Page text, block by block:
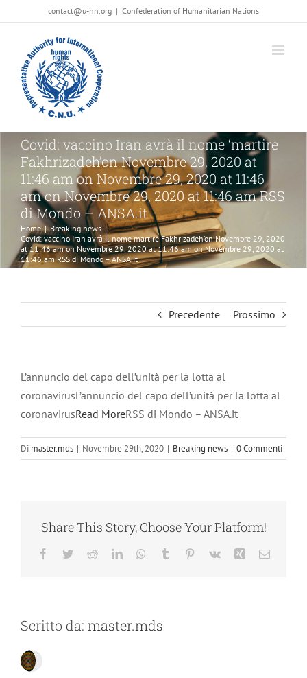
al
contenuto
contact@u-hn.org | Confederation of Humanitarian Nations
Covid: vaccino Iran avrà il nome ‘martire
Fakhrizadeh’on Novembre 29, 2020 at
11:46 am on Novembre 29, 2020 at 11:46
am on Novembre 29, 2020 at 11:46 am RSS
di Mondo – ANSA.it
Home | Breaking news |
Covid: vaccino Iran avrà il nome ‘martire Fakhrizadeh’on Novembre 29, 2020
at 11:46 am on Novembre 29, 2020 at 11:46 am on Novembre 29, 2020 at
11:46 am RSS di Mondo – ANSA.it
Precedente Prossimo
L’annuncio del capo dell’unità per la lotta al
coronavirusL’annuncio del capo dell’unità per la lotta al
coronavirusRead MoreRSS di Mondo – ANSA.it
Di master.mds | Novembre 29th, 2020 | Breaking news | 0 Commenti
Share This Story, Choose Your Platform!
Facebook
TwitterRedditLinkedInWhatsApp
Tumblr Pinterest
Vk Xing Email
Scritto da: master.mds